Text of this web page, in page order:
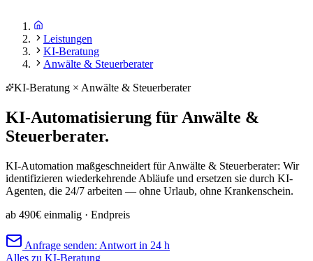
Leistungen
KI-Beratung
Anwälte & Steuerberater
KI-Beratung × Anwälte & Steuerberater
KI-Automatisierung für Anwälte &
Steuerberater.
KI-Automation maßgeschneidert für Anwälte & Steuerberater: Wir
identifizieren wiederkehrende Abläufe und ersetzen sie durch KI-
Agenten, die 24/7 arbeiten — ohne Urlaub, ohne Krankenschein.
ab 490€ einmalig · Endpreis
Anfrage senden: Antwort in 24 h
Alles zu KI-Beratung